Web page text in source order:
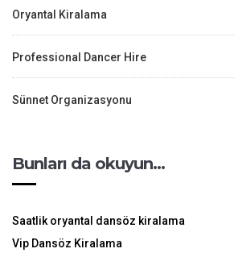
Oryantal Kiralama
Professional Dancer Hire
Sünnet Organizasyonu
Bunları da okuyun…
Saatlik oryantal dansöz kiralama
Vip Dansöz Kiralama